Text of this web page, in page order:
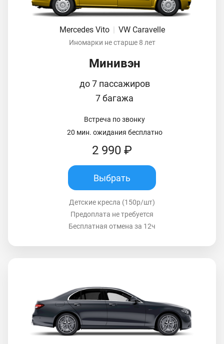
Mercedes Vito VW Caravelle
Иномарки не старше 8 лет
Минивэн
до 7 пассажиров
7 багажа
Встреча по звонку
20 мин. ожидания бесплатно
2 990 ₽
Выбрать
Детские кресла (150р/шт)
Предоплата не требуется
Бесплатная отмена за 12ч